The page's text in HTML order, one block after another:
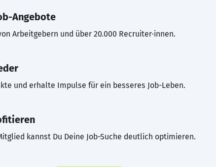
Angebote
Arbeitgebern und über 20.000 Recruiter·innen.
und erhalte Impulse für ein besseres Job-Leben.
kannst Du Deine Job-Suche deutlich optimieren.